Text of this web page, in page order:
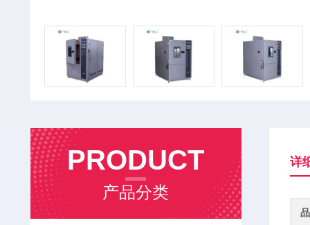
PRODUCT
产品分类
详